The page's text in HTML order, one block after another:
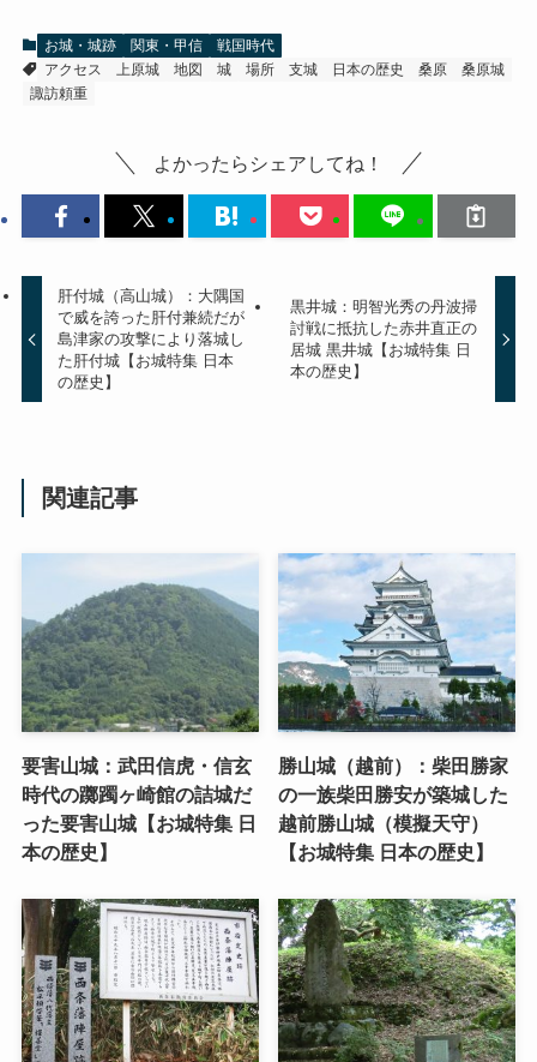
お城・城跡 関東・甲信
戦国時代
アクセス
上原城 地図 城 場所 支城 日本の歴史 桑原
桑原城
諏訪頼重
よかったらシェアしてね！
肝付城（高山城）：大隅国
で威を誇った肝付兼続だが
島津家の攻撃により落城し
た肝付城【お城特集 日本
の歴史】
黒井城：明智光秀の丹波掃
討戦に抵抗した赤井直正の
居城 黒井城【お城特集 日
本の歴史】
関連記事
要害山城：武田信虎・信玄
時代の躑躅ヶ崎館の詰城だ
った要害山城【お城特集 日
本の歴史】
勝山城（越前）：柴田勝家
の一族柴田勝安が築城した
越前勝山城（模擬天守）
【お城特集 日本の歴史】